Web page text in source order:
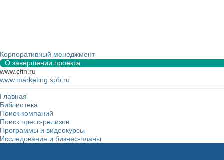
Корпоративный менеджмент
О завершении проекта
www.cfin.ru
www.marketing.spb.ru
Главная
Библиотека
Поиск компаний
Поиск пресс-релизов
Программы и видеокурсы
Исследования и бизнес-планы